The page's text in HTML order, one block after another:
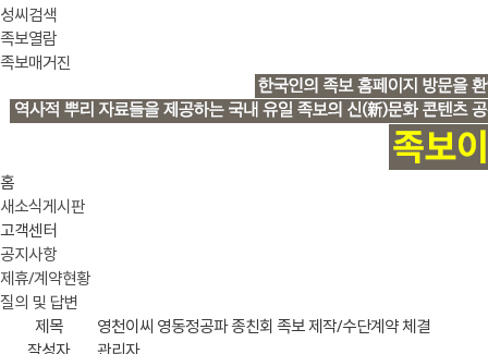
성씨검색
족보열람
족보매거진
홈
새소식게시판
고객센터
공지사항
제휴/계약현황
질의 및 답변
제목
영천이씨 영동정공파 종친회 족보 제작/수단계약 체결
작성자
관리자